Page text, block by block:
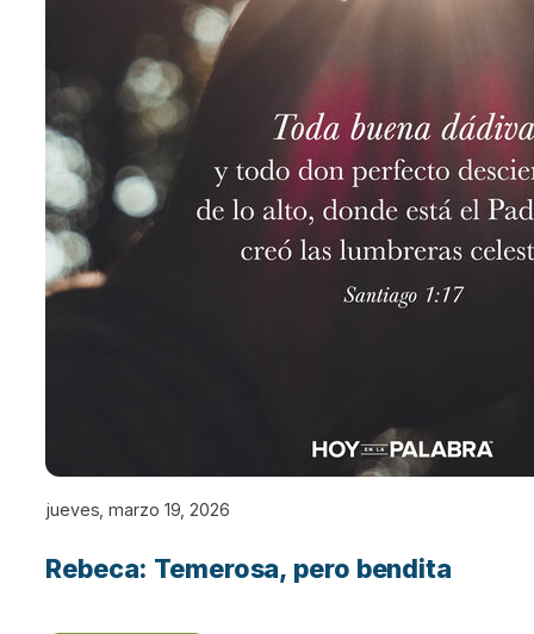
jueves, marzo 19, 2026
Rebeca: Temerosa, pero bendita